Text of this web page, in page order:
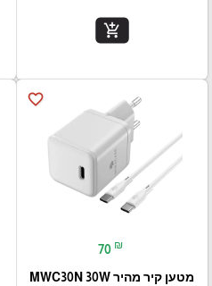
add_shopping_cart
favorite_border
70 ₪
מטען קיר מהיר MWC30N 30W